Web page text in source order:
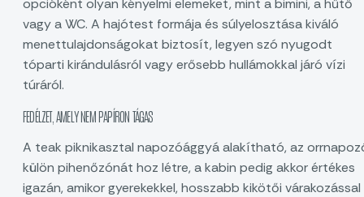
opcióként olyan kényelmi elemeket, mint a bimini, a hűtő
vagy a WC. A hajótest formája és súlyelosztása kiváló
menettulajdonságokat biztosít, legyen szó nyugodt
tóparti kirándulásról vagy erősebb hullámokkal járó vízi
túráról.
FEDÉLZET, AMELY NEM PAPÍRON TÁGAS
A teak piknikasztal napozóággyá alakítható, az
külön pihenőzónát hoz létre, a kabin pedig akkor értékes
igazán, amikor gyerekekkel, hosszabb kikötői várakozással